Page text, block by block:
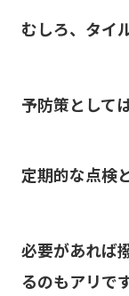
むしろ、タイ
予防策として
定期的な点検
必要があれば
るのもアリで